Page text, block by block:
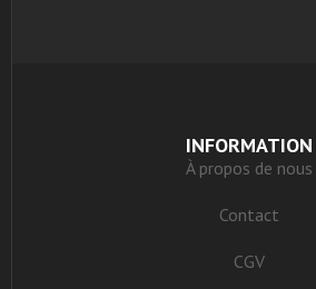
INFORMATION
À propos de nous
Contact
CGV